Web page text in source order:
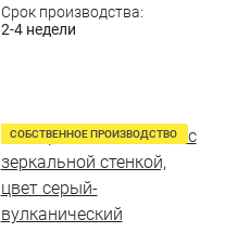
Срок производства:
2-4 недели
СОБСТВЕННОЕ ПРОИЗВОДСТВО